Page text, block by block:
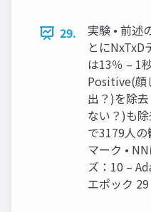
29.
実験 • 前述
とにNxTxD
は13％ – 1
Positive(顔
出？)を除
ない？)も
で3179人
マーク •
ズ：10 –
エポック 29